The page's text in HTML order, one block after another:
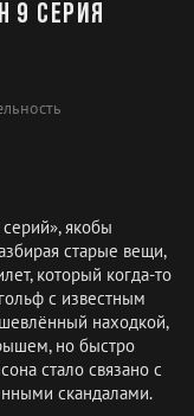
9 серия
якобы
старые вещи,
который когда-то
с известным
находкой,
но быстро
стало связано с
скандалами.